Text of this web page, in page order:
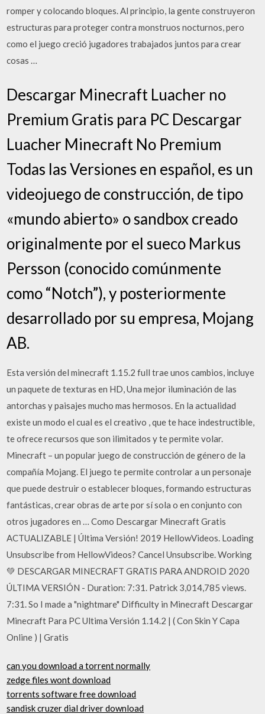
romper y colocando bloques. Al principio, la gente construyeron
estructuras para proteger contra monstruos nocturnos, pero
como el juego creció jugadores trabajados juntos para crear
cosas …
Descargar Minecraft Luacher no
Premium Gratis para PC Descargar
Luacher Minecraft No Premium
Todas las Versiones en español, es un
videojuego de construcción, de tipo
«mundo abierto» o sandbox creado
originalmente por el sueco Markus
Persson (conocido comúnmente
como “Notch”), y posteriormente
desarrollado por su empresa, Mojang
AB.
Esta versión del minecraft 1.15.2 full trae unos cambios, incluye
un paquete de texturas en HD, Una mejor iluminación de las
antorchas y paisajes mucho mas hermosos. En la actualidad
existe un modo el cual es el creativo , que te hace indestructible,
te ofrece recursos que son ilimitados y te permite volar.
Minecraft – un popular juego de construcción de género de la
compañía Mojang. El juego te permite controlar a un personaje
que puede destruir o establecer bloques, formando estructuras
fantásticas, crear obras de arte por sí sola o en conjunto con
otros jugadores en … Como Descargar Minecraft Gratis
ACTUALIZABLE | Última Versión! 2019 HellowVideos. Loading
Unsubscribe from HellowVideos? Cancel Unsubscribe. Working
💚 DESCARGAR MINECRAFT GRATIS PARA ANDROID 2020
ÚLTIMA VERSIÓN - Duration: 7:31. Patrick 3,014,785 views.
7:31. So I made a "nightmare" Difficulty in Minecraft Descargar
Minecraft Para PC Ultima Versión 1.14.2 | ( Con Skin Y Capa
Online ) | Gratis
can you download a torrent normally
zedge files wont download
torrents software free download
sandisk cruzer dial driver download